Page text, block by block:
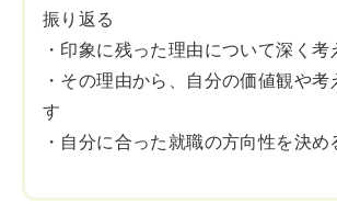
振り返る
・印象に残った理由について深く考
・その理由から、自分の価値観や考
す
・自分に合った就職の方向性を決め